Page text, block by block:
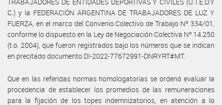
C.) y la FEDERACIÓN ARGENTINA DE TRABAJADORES DE LUZ Y
FUERZA, en el marco del Convenio Colectivo de Trabajo Nº 334/01,
conforme lo dispuesto en la Ley de Negociación Colectiva Nº 14.250
(t.o. 2004), que fueron registrados bajo los números que se indican
en precitado documento DI-2022-77672991-DNRYRT#MT.
Que en las referidas normas homologatorias se ordenó evaluar la
procedencia de establecer los promedios de las remuneraciones
para la fijación de los topes indemnizatorios, en atención a lo